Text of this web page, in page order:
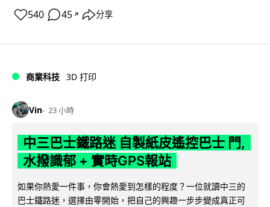
540 45 ↗ 分享
商業科技 3D 打印
Vin 23 小時
中三巴士鐵路迷 自製紙皮遙控巴士 門,
水撥識郁 + 實時GPS報站
如果你熱愛一件事，你會熱愛到怎樣的程度？一位就讀中三的
巴士鐵路迷，選擇由零開始，把自己的興趣一步步變成真正可